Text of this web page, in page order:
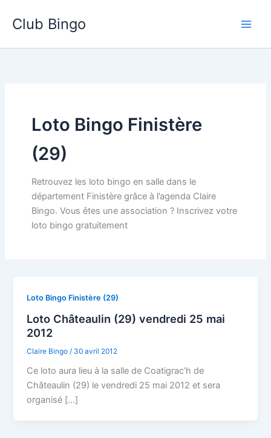
Club Bingo
Loto Bingo Finistère
(29)
Retrouvez les loto bingo en salle dans le
département Finistère grâce à l’agenda Claire
Bingo. Vous êtes une association ? Inscrivez votre
loto bingo gratuitement
Loto Bingo Finistère (29)
Loto Châteaulin (29) vendredi 25 mai
2012
Claire Bingo / 30 avril 2012
Ce loto aura lieu à la salle de Coatigrac’h de
Châteaulin (29) le vendredi 25 mai 2012 et sera
organisé […]